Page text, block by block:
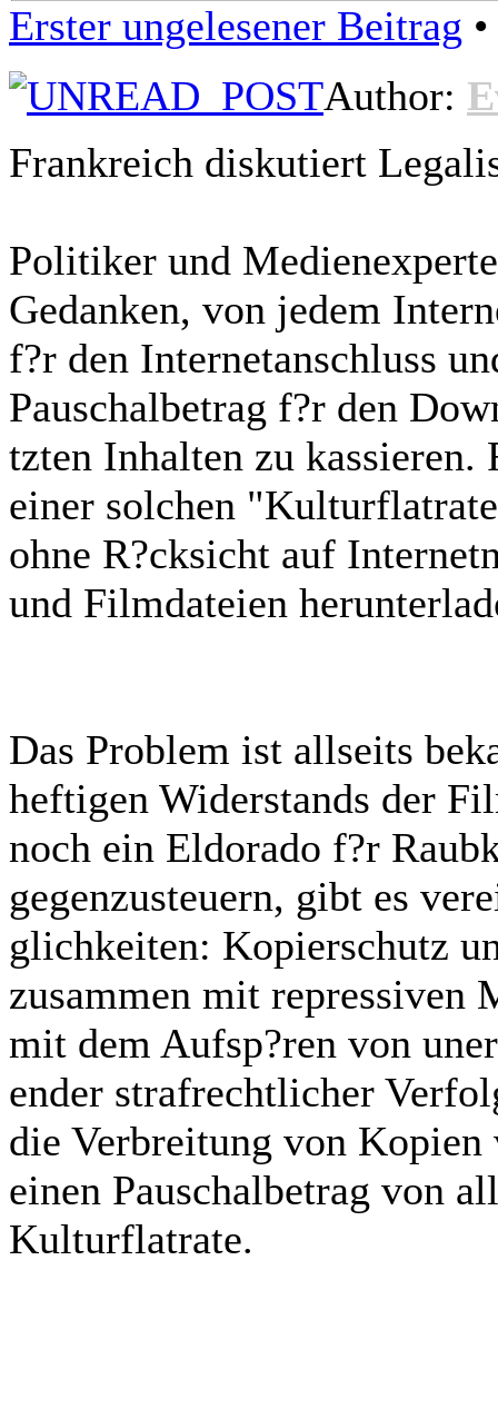
Erster ungelesener Beitrag
Author:
Frankreich diskutiert
Politiker und
Gedanken, von jedem
f?r den Internetanschluss
Pauschalbetrag f?r den
tzten Inhalten zu
einer solchen
ohne R?cksicht auf
und Filmdateien
Das Problem ist allseits
heftigen Widerstands der
noch ein Eldorado f?r
gegenzusteuern, gibt es
glichkeiten: Kopierschutz
zusammen mit repressiven
mit dem Aufsp?ren von
ender strafrechtlicher
die Verbreitung von
einen Pauschalbetrag von
Kulturflatrate.